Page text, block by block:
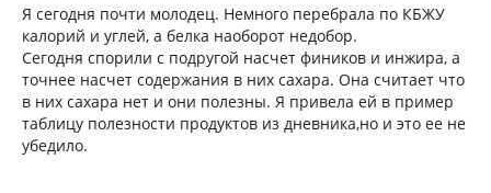
Я сегодня почти молодец. Немного перебрала по КБЖУ
калорий и углей, а белка наоборот недобор.
Сегодня спорили с подругой насчет фиников и инжира, а
точнее насчет содержания в них сахара. Она считает что
в них сахара нет и они полезны. Я привела ей в пример
таблицу полезности продуктов из дневника,но и это ее не
убедило.